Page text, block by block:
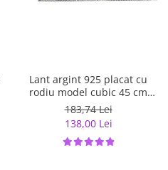
Lant argint 925 placat cu
rodiu model cubic 45 cm
LSX0001
183,74 Lei
138,00 Lei